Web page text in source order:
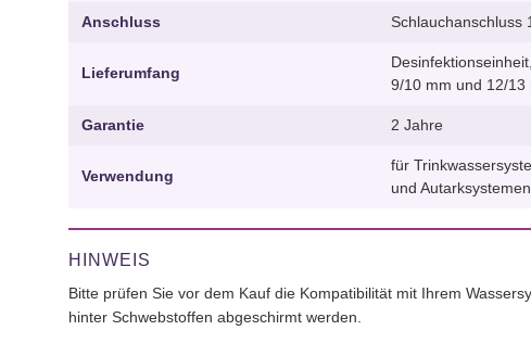
Anschluss Schlauchanschluss
Lieferumfang
9/10 mm und 12/13
Garantie 2 Jahre
Verwendung
für
und Autarksystemen
HINWEIS
Bitte prüfen Sie vor dem Kauf die Kompatibilität mit Ihrem
hinter Schwebstoffen abgeschirmt werden.